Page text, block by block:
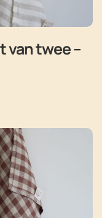
van twee –